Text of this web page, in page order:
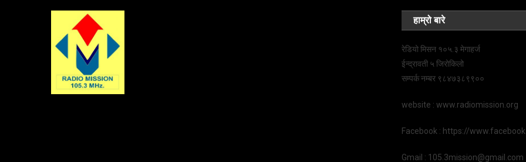
हाम्रो बारे
रेडियो मिसन १०५.३ मेगाहर्ज
ईन्द्रावती ५ जिरोकिलो
सम्पर्क नम्बर ९८४७३८९९००
website : www.radiomission.org
Facebook : https://
Gmail : 105.3mission@gmail.com